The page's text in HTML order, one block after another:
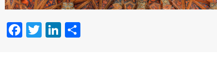
Facebook
TwitterLinkedIn